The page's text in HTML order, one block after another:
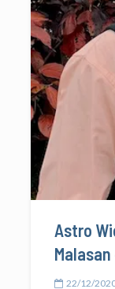
Astro
Malasan
22/12/